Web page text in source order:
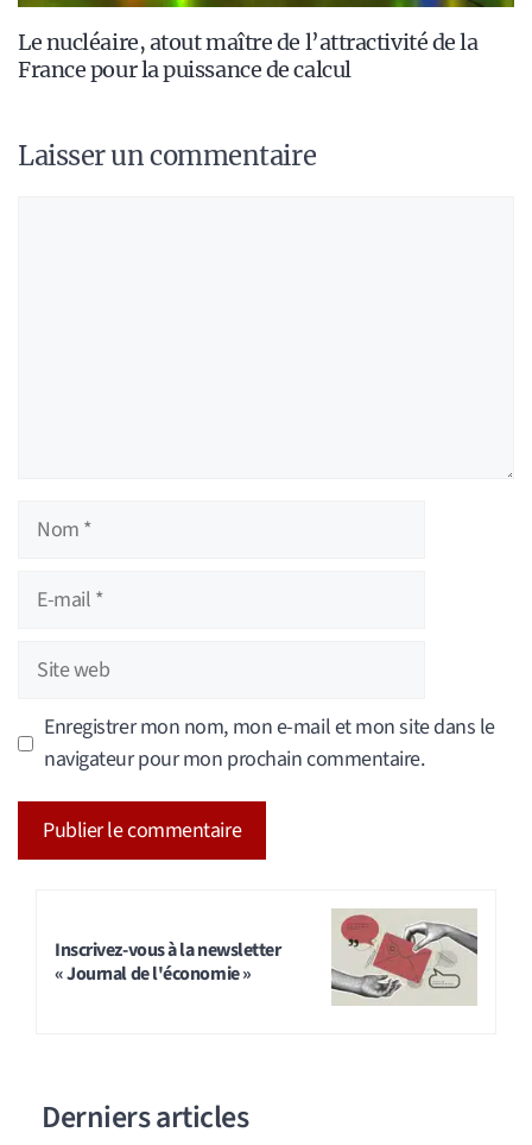
Le nucléaire, atout maître de l’attractivité de la
France pour la puissance de calcul
Laisser un commentaire
Nom
Site
web
Enregistrer mon nom, mon e-mail et mon site dans le
navigateur pour mon prochain commentaire.
Inscrivez-vous à la newsletter
« Journal de l'économie »
Derniers articles